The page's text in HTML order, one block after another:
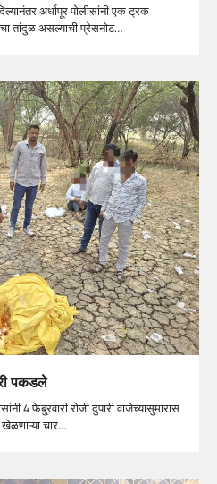
अर्धापूर पोलीसांनी एक ट्रक
तांदुळ असल्याची प्रेसनोट…
पकडले
4 फेबु्रवारी रोजी दुपारी वाजेच्यासुमारास
खेळणाऱ्या चार…